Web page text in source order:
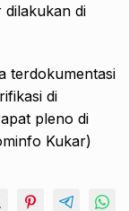
dilakukan di
terdokumentasi
di
pleno di
Kukar)